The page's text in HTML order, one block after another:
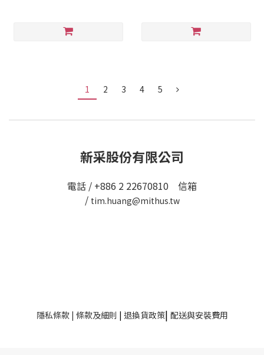
1 2 3 4 5
新采股份有限公司
電話 / +886 2 22670810 信箱
/ tim.huang@mithus.tw
隱私條款| 條款及細則 | 退換貨政策| 配送與安裝費用